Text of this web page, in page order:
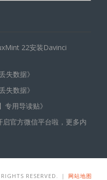
22安装Davinci
失数据》
失数据》
专用导读贴》
启官方微信平台啦，更多内
RIGHTS RESERVED. ｜ 网站地图